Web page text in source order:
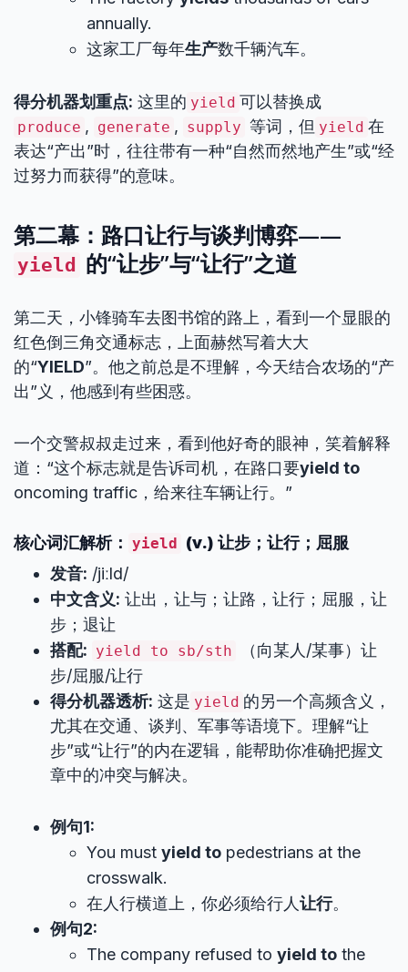
annually.
这家工厂每年生产数千辆汽车。
得分机器划重点: 这里的 yield 可以替换成
produce , generate , supply 等词，但 yield 在
表达“产出”时，往往带有一种“自然而然地产生”或“经
过努力而获得”的意味。
第二幕：路口让行与谈判博弈——
yield 的“让步”与“让行”之道
第二天，小锋骑车去图书馆的路上，看到一个显眼的
红色倒三角交通标志，上面赫然写着大大
的“YIELD”。他之前总是不理解，今天结合农场的“产
出”义，他感到有些困惑。
一个交警叔叔走过来，看到他好奇的眼神，笑着解释
道：“这个标志就是告诉司机，在路口要yield to
oncoming traffic，给来往车辆让行。”
核心词汇解析： yield (v.) 让步；让行；屈服
发音: /jiːld/
中文含义: 让出，让与；让路，让行；屈服，让
步；退让
搭配: yield to sb/sth
（向某人/某事）让
步/屈服/让行
得分机器透析: 这是 yield 的另一个高频含义，
尤其在交通、谈判、军事等语境下。理解“让
步”或“让行”的内在逻辑，能帮助你准确把握文
章中的冲突与解决。
例句1:
You must yield to pedestrians at the
crosswalk.
在人行横道上，你必须给行人让行。
例句2:
The company refused to yield to the